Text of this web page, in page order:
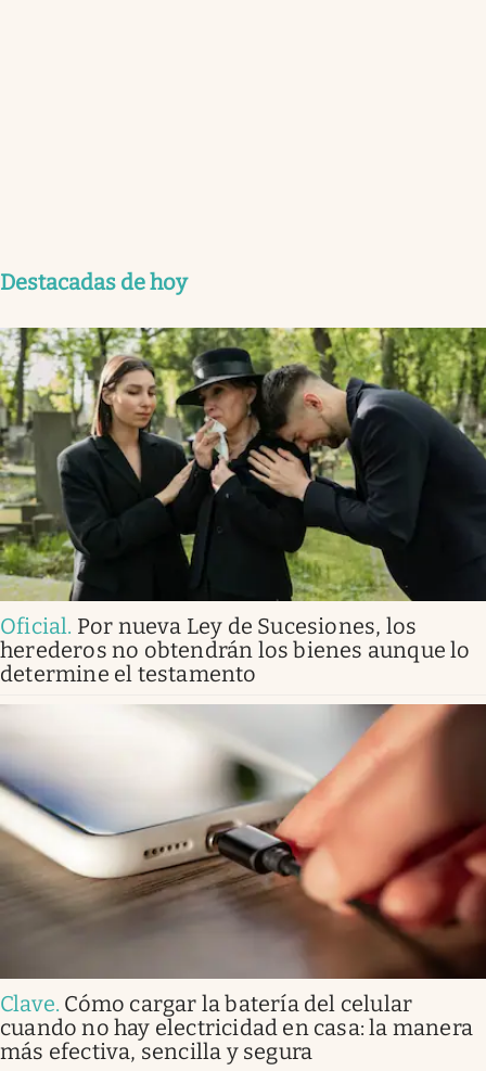
Destacadas de hoy
Oficial. Por nueva Ley de Sucesiones, los
herederos no obtendrán los bienes aunque lo
determine el testamento
Clave. Cómo cargar la batería del celular
cuando no hay electricidad en casa: la manera
más efectiva, sencilla y segura